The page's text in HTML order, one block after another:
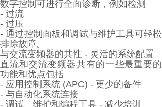
数字控制可进行全面诊断，例如检测
- 过流
- 过压
- 通过控制面板和调试与维护工具可轻松
排除故障。
与交流变频器的共性 - 灵活的系统配置
直流和交流变频器共有的一些最重要的
功能和优点包括
- 应用控制系统 (APC) - 更少的备件
- 与自动化系统连接
- 调试、维护和编程工具 - 减少培训